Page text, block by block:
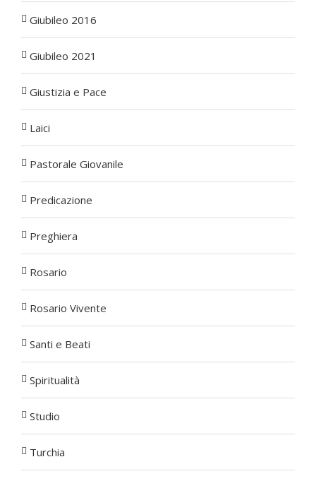
Giubileo 2016
Giubileo 2021
Giustizia e Pace
Laici
Pastorale Giovanile
Predicazione
Preghiera
Rosario
Rosario Vivente
Santi e Beati
Spiritualità
Studio
Turchia